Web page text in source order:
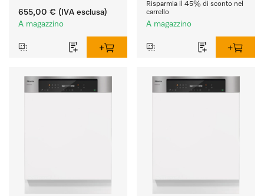
655,00 € (IVA esclusa)
A magazzino
Risparmia il 45% di sconto nel
carrello
A magazzino